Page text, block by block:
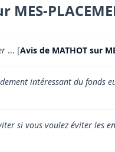
... [Avis de MATHOT sur
intéressant du fonds
si vous voulez éviter les